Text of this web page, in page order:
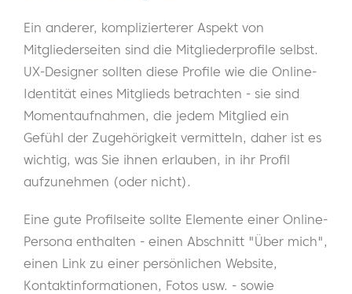
Ein anderer, komplizierterer Aspekt von
Mitgliederseiten sind die Mitgliederprofile selbst.
UX-Designer sollten diese Profile wie die Online-
Identität eines Mitglieds betrachten - sie sind
Momentaufnahmen, die jedem Mitglied ein
Gefühl der Zugehörigkeit vermitteln, daher ist es
wichtig, was Sie ihnen erlauben, in ihr Profil
aufzunehmen (oder nicht).
Eine gute Profilseite sollte Elemente einer Online-
Persona enthalten - einen Abschnitt "Über mich",
einen Link zu einer persönlichen Website,
Kontaktinformationen, Fotos usw. - sowie